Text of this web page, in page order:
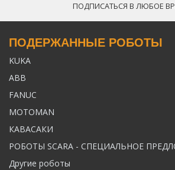
ПОДПИСАТЬСЯ В ЛЮБОЕ
ПОДЕРЖАННЫЕ РОБОТЫ
KUKA
ABB
FANUC
MOTOMAN
КАВАСАКИ
РОБОТЫ SCARA - СПЕЦИАЛЬНОЕ
Другие роботы